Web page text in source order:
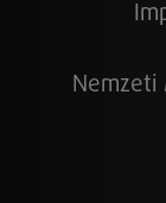
Nemzeti